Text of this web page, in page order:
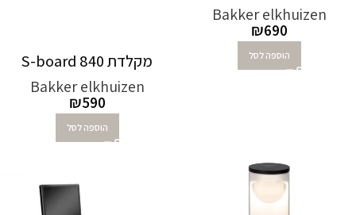
Bakker elkhuizen
₪690
הוספה לסל
מקלדת S-board 840
Bakker elkhuizen
₪590
הוספה לסל